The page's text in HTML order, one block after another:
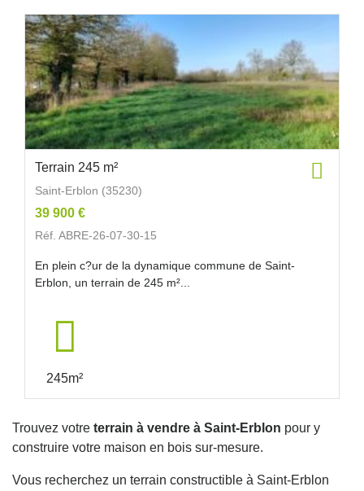
Terrain 245 m²
Saint-Erblon (35230)
39 900 €
Réf. ABRE-26-07-30-15
En plein c?ur de la dynamique commune de Saint-
Erblon, un terrain de 245 m²...
245m²
Trouvez votre terrain à vendre à Saint-Erblon pour y
construire votre maison en bois sur-mesure.
Vous recherchez un terrain constructible à Saint-Erblon